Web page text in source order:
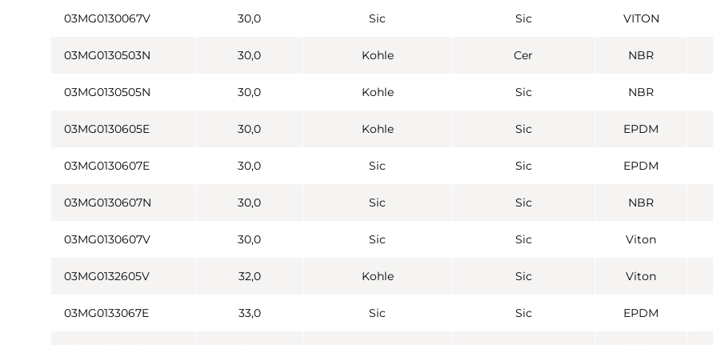
03MG0130067V 30,0 Sic Sic VITON
03MG0130503N 30,0 Kohle Cer NBR
03MG0130505N 30,0 Kohle Sic NBR
03MG0130605E 30,0 Kohle Sic EPDM
03MG0130607E 30,0 Sic Sic EPDM
03MG0130607N 30,0 Sic Sic NBR
03MG0130607V 30,0 Sic Sic Viton
03MG0132605V 32,0 Kohle Sic Viton
03MG0133067E 33,0 Sic Sic EPDM